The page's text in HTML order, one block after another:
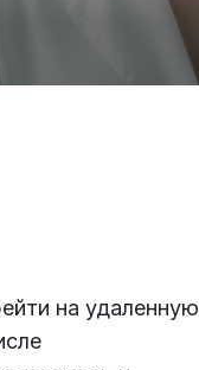
на удаленную